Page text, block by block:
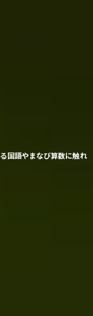
国語やまなび算数に触れ